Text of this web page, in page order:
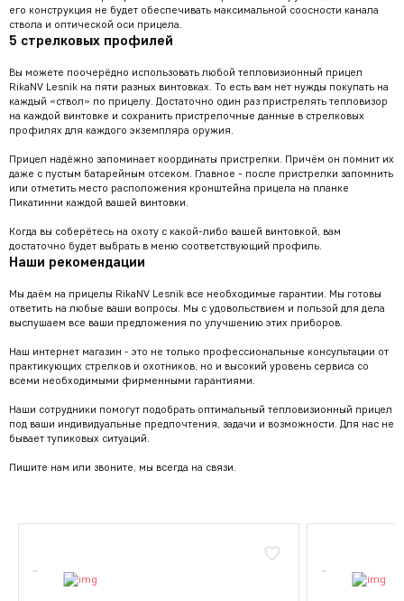
его конструкция не будет обеспечивать максимальной соосности канала
ствола и оптической оси прицела.
5 стрелковых профилей
Вы можете поочерёдно использовать любой тепловизионный прицел
RikaNV Lesnik на пяти разных винтовках. То есть вам нет нужды покупать на
каждый «ствол» по прицелу. Достаточно один раз пристрелять тепловизор
на каждой винтовке и сохранить пристрелочные данные в стрелковых
профилях для каждого экземпляра оружия.
Прицел надёжно запоминает координаты пристрелки. Причём он помнит их
даже с пустым батарейным отсеком. Главное - после пристрелки запомнить
или отметить место расположения кронштейна прицела на планке
Пикатинни каждой вашей винтовки.
Когда вы соберётесь на охоту с какой-либо вашей винтовкой, вам
достаточно будет выбрать в меню соответствующий профиль.
Наши рекомендации
Мы даём на прицелы RikaNV Lesnik все необходимые гарантии. Мы готовы
ответить на любые ваши вопросы. Мы с удовольствием и пользой для дела
выслушаем все ваши предложения по улучшению этих приборов.
Наш интернет магазин - это не только профессиональные консультации от
практикующих стрелков и охотников, но и высокий уровень сервиса со
всеми необходимыми фирменными гарантиями.
Наши сотрудники помогут подобрать оптимальный тепловизионный прицел
под ваши индивидуальные предпочтения, задачи и возможности. Для нас не
бывает тупиковых ситуаций.
Пишите нам или звоните, мы всегда на связи.